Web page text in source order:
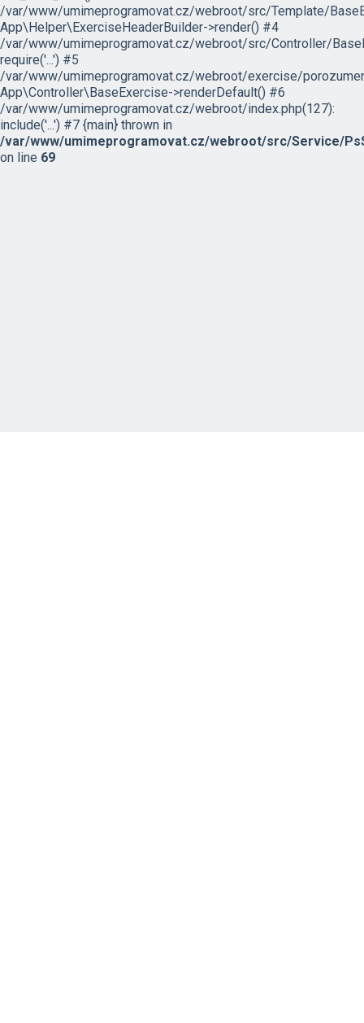
/var/www/umimeprogramovat.cz/webroot/src/Template/
App\Helper\ExerciseHeaderBuilder->render() #4
/var/www/umimeprogramovat.cz/webroot/src/Controller/
require('...') #5
/var/www/umimeprogramovat.cz/webroot/exercise/
App\Controller\BaseExercise->renderDefault() #6
/var/www/umimeprogramovat.cz/webroot/index.php(127):
include('...') #7 {main} thrown in
/var/www/umimeprogramovat.cz/webroot/src/Service/
on line 69